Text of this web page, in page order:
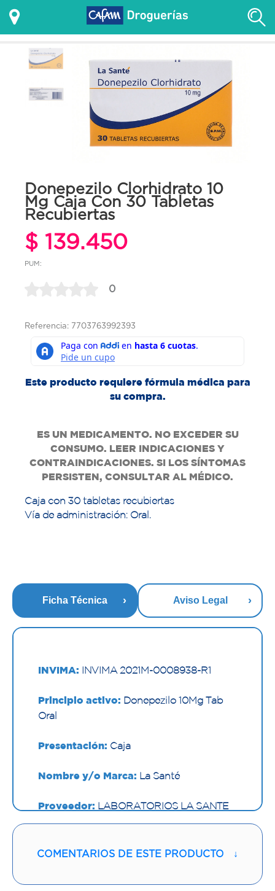
Donepezilo Clorhidrato 10
Mg Caja Con 30 Tabletas
Recubiertas
$ 139.450
PUM:
0
Referencia: 7703763992393
Este producto requiere fórmula médica para
su compra.
ES UN MEDICAMENTO. NO EXCEDER SU
CONSUMO. LEER INDICACIONES Y
CONTRAINDICACIONES. SI LOS SÍNTOMAS
PERSISTEN, CONSULTAR AL MÉDICO.
Caja con 30 tabletas recubiertas
Vía de administración: Oral.
Ficha Técnica Aviso Legal
INVIMA: INVIMA 2021M-0008938-R1
Principio activo: Donepezilo 10Mg Tab
Oral
Presentación: Caja
Nombre y/o Marca: La Santé
Proveedor: LABORATORIOS LA SANTE
S A
Vía de administración:ORAL
COMENTARIOS DE ESTE PRODUCTO ↓